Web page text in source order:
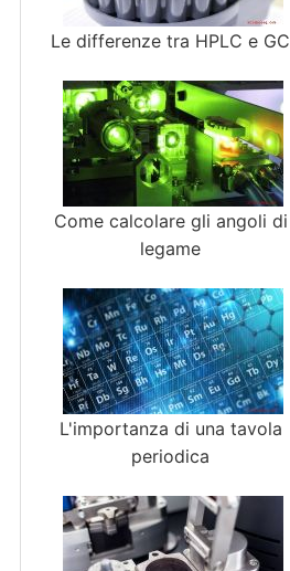
Le differenze tra HPLC e GC
Come calcolare gli angoli di
legame
L'importanza di una tavola
periodica